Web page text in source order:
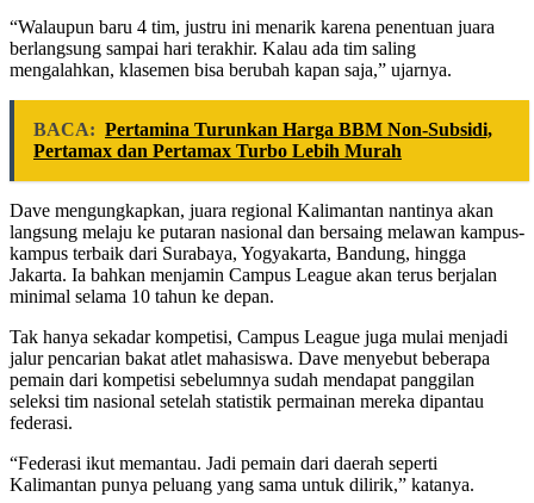
“Walaupun baru 4 tim, justru ini menarik karena penentuan juara
berlangsung sampai hari terakhir. Kalau ada tim saling
mengalahkan, klasemen bisa berubah kapan saja,” ujarnya.
BACA: Pertamina Turunkan Harga BBM Non-Subsidi,
Pertamax dan Pertamax Turbo Lebih Murah
Dave mengungkapkan, juara regional Kalimantan nantinya akan
langsung melaju ke putaran nasional dan bersaing melawan kampus-
kampus terbaik dari Surabaya, Yogyakarta, Bandung, hingga
Jakarta. Ia bahkan menjamin Campus League akan terus berjalan
minimal selama 10 tahun ke depan.
Tak hanya sekadar kompetisi, Campus League juga mulai menjadi
jalur pencarian bakat atlet mahasiswa. Dave menyebut beberapa
pemain dari kompetisi sebelumnya sudah mendapat panggilan
seleksi tim nasional setelah statistik permainan mereka dipantau
federasi.
“Federasi ikut memantau. Jadi pemain dari daerah seperti
Kalimantan punya peluang yang sama untuk dilirik,” katanya.